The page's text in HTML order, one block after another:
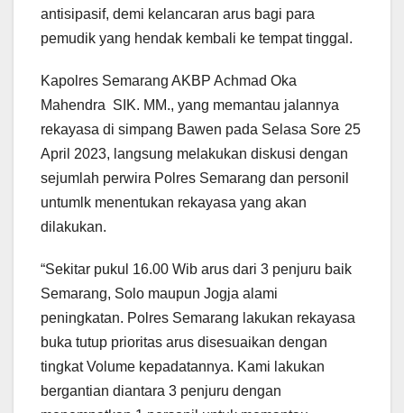
antisipasif, demi kelancaran arus bagi para
pemudik yang hendak kembali ke tempat tinggal.
Kapolres Semarang AKBP Achmad Oka
Mahendra SIK. MM., yang memantau jalannya
rekayasa di simpang Bawen pada Selasa Sore 25
April 2023, langsung melakukan diskusi dengan
sejumlah perwira Polres Semarang dan personil
untumlk menentukan rekayasa yang akan
dilakukan.
“Sekitar pukul 16.00 Wib arus dari 3 penjuru baik
Semarang, Solo maupun Jogja alami
peningkatan. Polres Semarang lakukan rekayasa
buka tutup prioritas arus disesuaikan dengan
tingkat Volume kepadatannya. Kami lakukan
bergantian diantara 3 penjuru dengan